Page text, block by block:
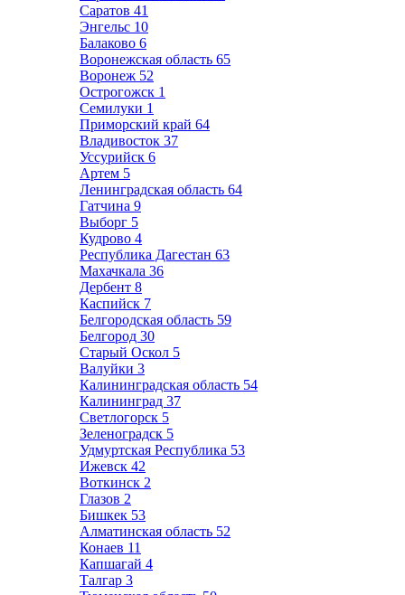
Саратов 41
Энгельс 10
Балаково 6
Воронежская область 65
Воронеж 52
Острогожск 1
Семилуки 1
Приморский край 64
Владивосток 37
Уссурийск 6
Артем 5
Ленинградская область 64
Гатчина 9
Выборг 5
Кудрово 4
Республика Дагестан 63
Махачкала 36
Дербент 8
Каспийск 7
Белгородская область 59
Белгород 30
Старый Оскол 5
Валуйки 3
Калининградская область 54
Калининград 37
Светлогорск 5
Зеленоградск 5
Удмуртская Республика 53
Ижевск 42
Воткинск 2
Глазов 2
Бишкек 53
Алматинская область 52
Конаев 11
Капшагай 4
Талгар 3